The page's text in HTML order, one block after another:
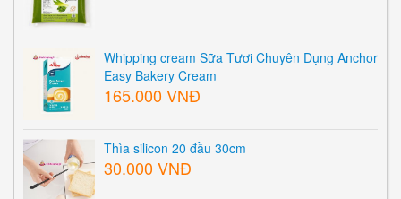
Whipping cream Sữa Tươi Chuyên Dụng Anchor
Easy Bakery Cream
165.000 VNĐ
Thìa silicon 20 đầu 30cm
30.000 VNĐ